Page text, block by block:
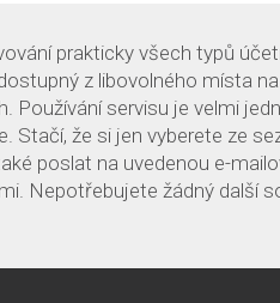
prakticky všech typů
z libovolného místa
Používání servisu je velmi
Stačí, že si jen vyberete ze
poslat na uvedenou e-
Nepotřebujete žádný další